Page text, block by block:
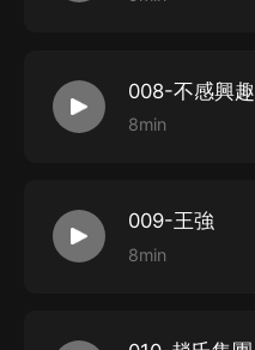
008-不感興趣
8min
009-王強
8min